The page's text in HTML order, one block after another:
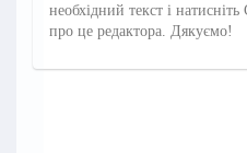
необхідний текст і
про це редактора. Дякуємо!